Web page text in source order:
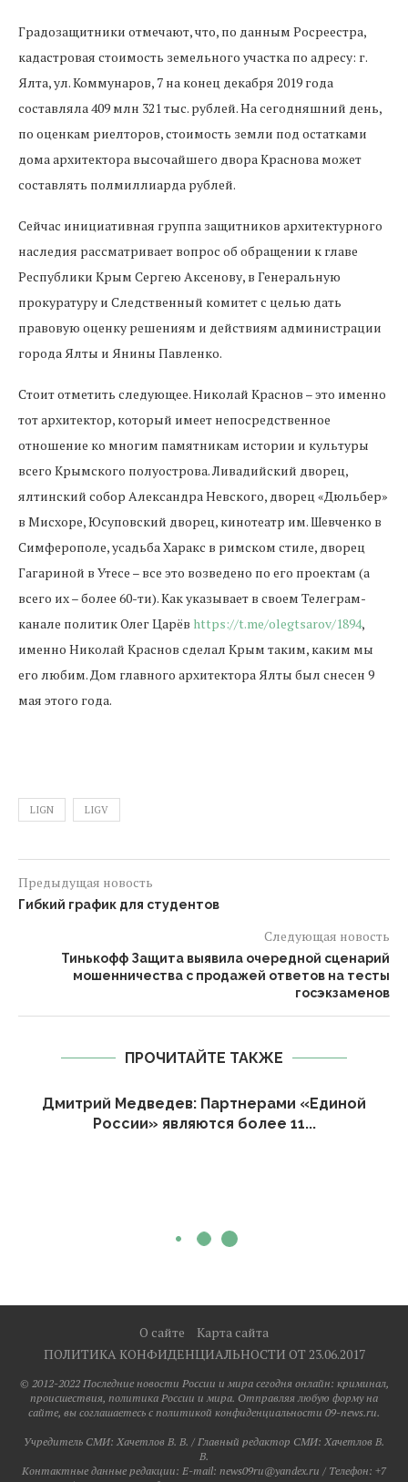
Градозащитники отмечают, что, по данным Росреестра,
кадастровая стоимость земельного участка по адресу: г.
Ялта, ул. Коммунаров, 7 на конец декабря 2019 года
составляла 409 млн 321 тыс. рублей. На сегодняшний день,
по оценкам риелторов, стоимость земли под остатками
дома архитектора высочайшего двора Краснова может
составлять полмиллиарда рублей.
Сейчас инициативная группа защитников архитектурного
наследия рассматривает вопрос об обращении к главе
Республики Крым Сергею Аксенову, в Генеральную
прокуратуру и Следственный комитет с целью дать
правовую оценку решениям и действиям администрации
города Ялты и Янины Павленко.
Стоит отметить следующее. Николай Краснов – это именно
тот архитектор, который имеет непосредственное
отношение ко многим памятникам истории и культуры
всего Крымского полуострова. Ливадийский дворец,
ялтинский собор Александра Невского, дворец «Дюльбер»
в Мисхоре, Юсуповский дворец, кинотеатр им. Шевченко в
Симферополе, усадьба Харакс в римском стиле, дворец
Гагариной в Утесе – все это возведено по его проектам (а
всего их – более 60-ти). Как указывает в своем Телеграм-
канале политик Олег Царёв https://t.me/olegtsarov/1894,
именно Николай Краснов сделал Крым таким, каким мы
его любим. Дом главного архитектора Ялты был снесен 9
мая этого года.
LIGN LIGV
Предыдущая новость
Гибкий график для студентов
Следующая новость
Тинькофф Защита выявила очередной сценарий
мошенничества с продажей ответов на тесты
госэкзаменов
ПРОЧИТАЙТЕ ТАКЖЕ
Дмитрий Медведев: Партнерами «Единой
России» являются более 11...
О сайте
Карта сайта
ПОЛИТИКА КОНФИДЕНЦИАЛЬНОСТИ ОТ 23.06.2017
© 2012-2022 Последние новости России и мира сегодня онлайн: криминал,
происшествия, политика России и мира. Отправляя любую форму на
сайте, вы соглашаетесь с политикой конфиденциальности 09-news.ru.
Учредитель СМИ: Хaчeтлoв B. B. / Главный редактор СМИ: Хaчeтлoв B.
B.
Контактные данные редакции: E-mail: news09ru@yandex.ru / Телефон: +7